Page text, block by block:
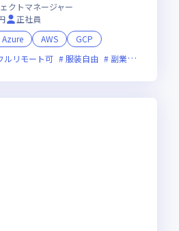
クトマネージャー
正社員
AWS
GCP
ルリモート可 服装自由 副業可